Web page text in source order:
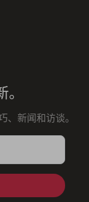
、新闻和访谈。